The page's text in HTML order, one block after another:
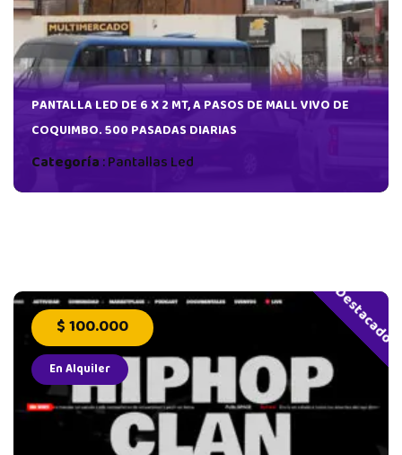
PANTALLA LED DE 6 X 2 MT, A PASOS DE MALL VIVO DE
COQUIMBO. 500 PASADAS DIARIAS
Categoría:Pantallas Led
Destacado
$ 100.000
En Alquiler